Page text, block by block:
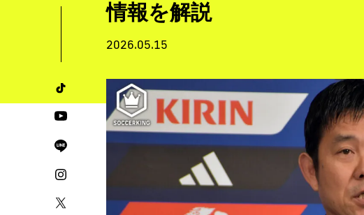
情報を解説
2026.05.15